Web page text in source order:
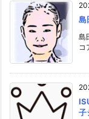
島
島
コ
子